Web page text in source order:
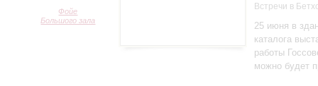
Фойе
Большого зала
Встречи в
25 июня в
каталога
работы
можно будет